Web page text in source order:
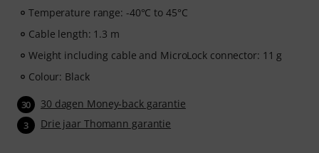
Temperature range: -40°C to 45°C
Cable length: 1.3 m
Weight including cable and MicroLock connector: 11 g
Colour: Black
30 30 dagen Money-back garantie
3 Drie jaar Thomann garantie